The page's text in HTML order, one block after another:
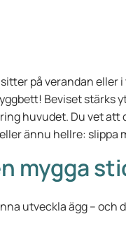
på verandan
Beviset stärks
huvudet. Du vet att
ännu hellre: slippa
mygga
utveckla ägg – och